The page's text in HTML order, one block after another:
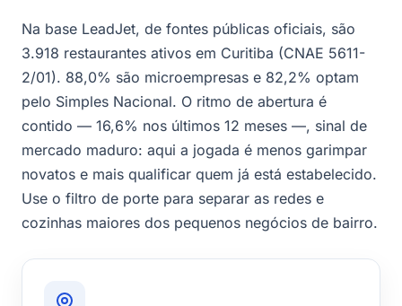
Na base LeadJet, de fontes públicas oficiais, são
3.918 restaurantes ativos em Curitiba (CNAE 5611-
2/01). 88,0% são microempresas e 82,2% optam
pelo Simples Nacional. O ritmo de abertura é
contido — 16,6% nos últimos 12 meses —, sinal de
mercado maduro: aqui a jogada é menos garimpar
novatos e mais qualificar quem já está estabelecido.
Use o filtro de porte para separar as redes e
cozinhas maiores dos pequenos negócios de bairro.